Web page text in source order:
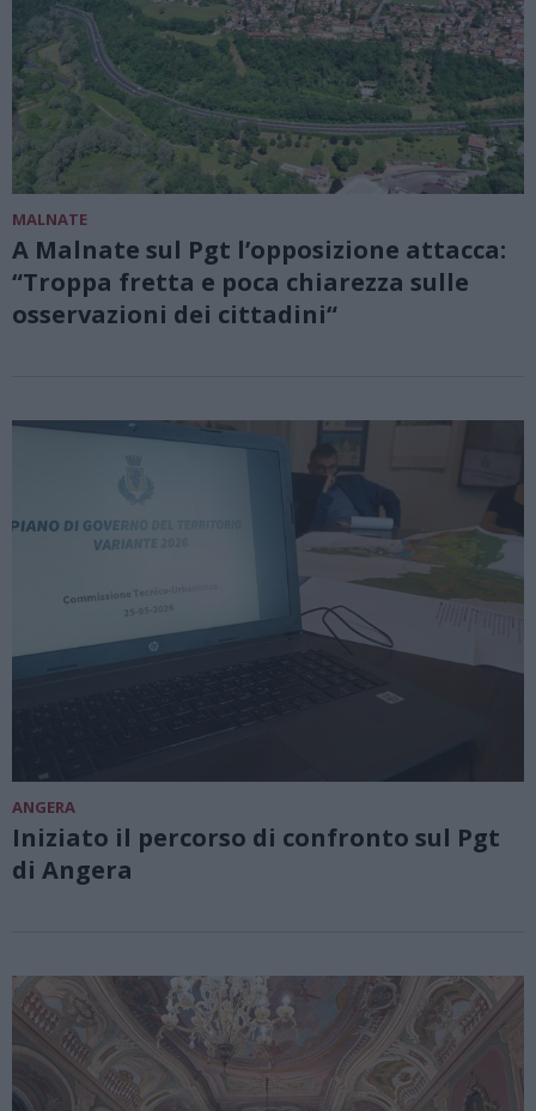
MALNATE
A Malnate sul Pgt l’opposizione attacca:
“Troppa fretta e poca chiarezza sulle
osservazioni dei cittadini“
ANGERA
Iniziato il percorso di confronto sul Pgt
di Angera